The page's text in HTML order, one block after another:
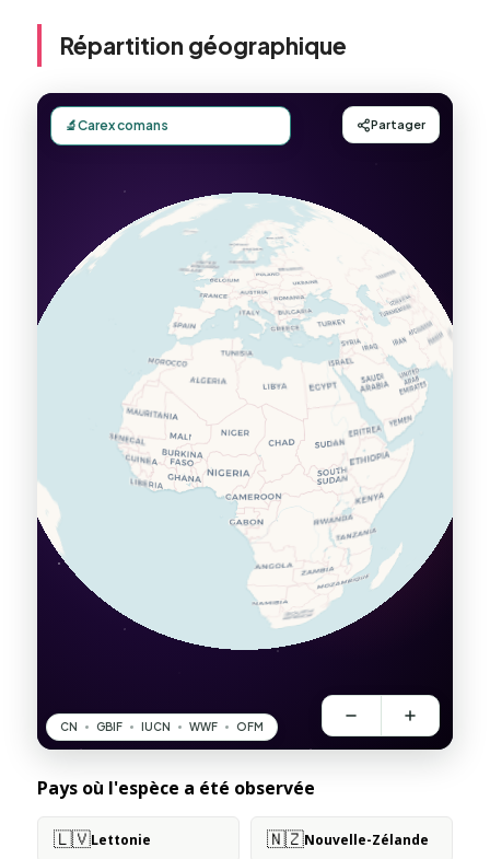
Répartition géographique
Pays où l'espèce a été observée
🇱🇻Lettonie 🇳🇿Nouvelle-Zélande